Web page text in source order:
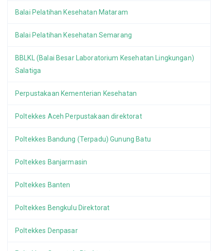
Balai Pelatihan Kesehatan Mataram
Balai Pelatihan Kesehatan Semarang
BBLKL (Balai Besar Laboratorium Kesehatan Lingkungan)
Salatiga
Perpustakaan Kementerian Kesehatan
Poltekkes Aceh Perpustakaan direktorat
Poltekkes Bandung (Terpadu) Gunung Batu
Poltekkes Banjarmasin
Poltekkes Banten
Poltekkes Bengkulu Direktorat
Poltekkes Denpasar